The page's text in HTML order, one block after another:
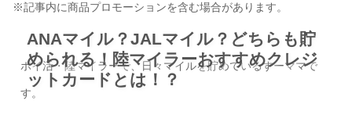
ANAマイル？JALマイル？どちらも貯
められる！陸マイラーおすすめクレジ
ットカードとは！？
※記事内に商品プロモーションを含む場合があります。
ポイ活・陸マイラーで、日々マイルを貯めているすーママで
す。